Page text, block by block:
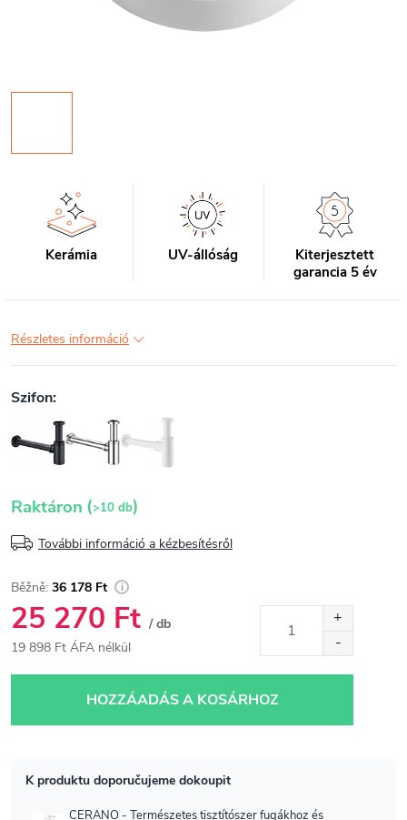
Kerámia UV-állóság
Kiterjesztett
garancia 5 év
Részletes információ
Raktáron (>10 db)
További információ a kézbesítésről
36 178 Ft
25 270 Ft / db
19 898 Ft ÁFA nélkül
HOZZÁADÁS A KOSÁRHOZ